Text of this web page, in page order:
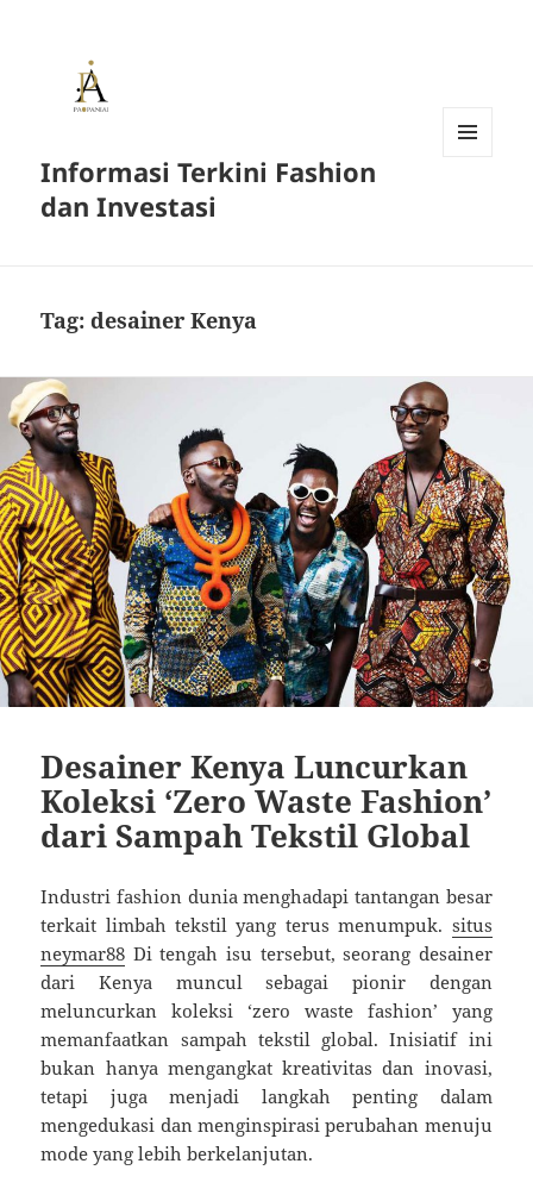
Informasi Terkini Fashion
dan Investasi
Tag:desainer Kenya
Desainer Kenya Luncurkan
Koleksi ‘Zero Waste Fashion’
dari Sampah Tekstil Global
Industri fashion dunia menghadapi tantangan besar
terkait limbah tekstil yang terus menumpuk. situs
neymar88 Di tengah isu tersebut, seorang desainer
dari Kenya muncul sebagai pionir dengan
meluncurkan koleksi ‘zero waste fashion’ yang
memanfaatkan sampah tekstil global. Inisiatif ini
bukan hanya mengangkat kreativitas dan inovasi,
tetapi juga menjadi langkah penting dalam
mengedukasi dan menginspirasi perubahan menuju
mode yang lebih berkelanjutan.